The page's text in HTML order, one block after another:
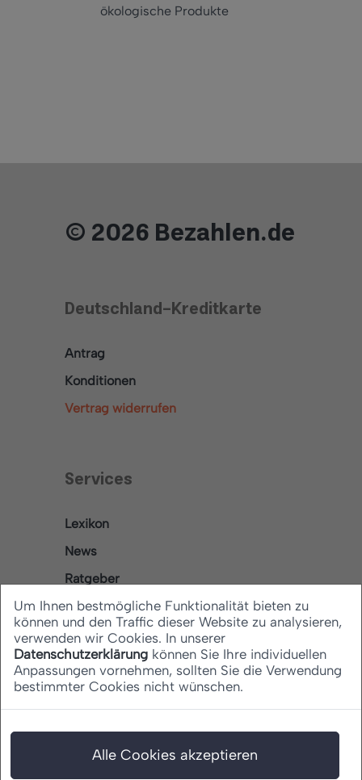
ökologische Produkte
© 2026 Bezahlen.de
Deutschland-Kreditkarte
Antrag
Konditionen
Vertrag widerrufen
Services
Lexikon
News
Ratgeber
Rechtliches
Datenschutz
Impressum
Um Ihnen bestmögliche Funktionalität bieten zu
können und den Traffic dieser Website zu analysieren,
verwenden wir Cookies. In unserer
Datenschutzerklärung können Sie Ihre individuellen
Anpassungen vornehmen, sollten Sie die Verwendung
bestimmter Cookies nicht wünschen.
Alle Cookies akzeptieren